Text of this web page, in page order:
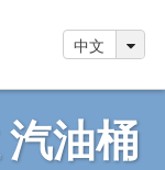
中文
油桶